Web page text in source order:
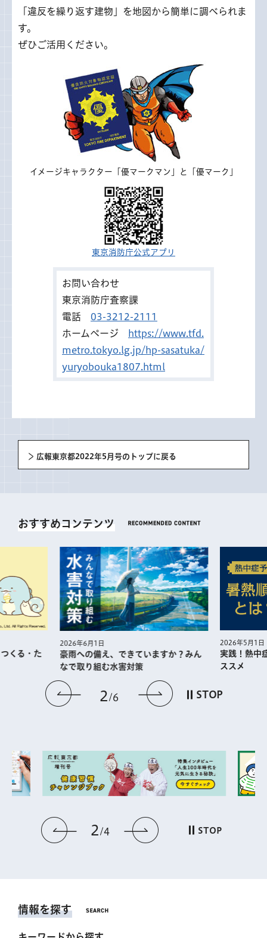
「違反を繰り返す建物」を地図から簡単に調べられま
す。
ぜひご活用ください。
イメージキャラクター「優マークマン」と「優マーク」
東京消防庁公式アプリ
お問い合わせ
東京消防庁査察課
電話 03-3212-2111
ホームページ
https://www.tfd.
metro.tokyo.lg.jp/hp-sasatuka/
yuryobouka1807.html
広報東京都2022年5月号のトップに戻る
おすすめコンテンツ
前のスライドを表示
2 6 次のスライドを
STOP
くる・た
2026年6月1日
豪雨への備え、できていますか？みん
なで取り組む水害対策
2026年5月1日
実践！熱中
ススメ
前のスライドを表示
2 4 次のスライドを表
STOP
情報を探す